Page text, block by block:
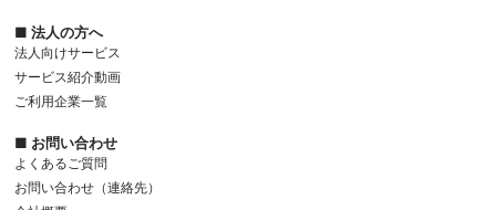
■ 法人の方へ
法人向けサービス
サービス紹介動画
ご利用企業一覧
■ お問い合わせ
よくあるご質問
お問い合わせ（連絡先）